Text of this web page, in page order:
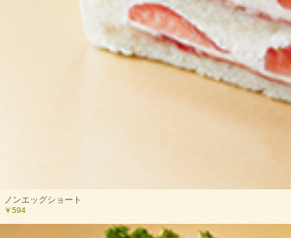
ノンエッグショート
￥594